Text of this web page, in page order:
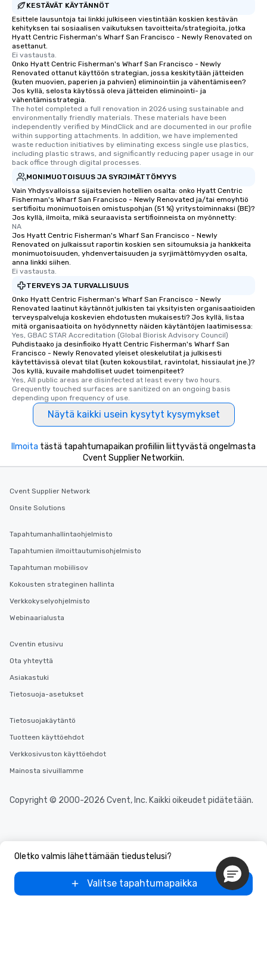
KESTÄVÄT KÄYTÄNNÖT
Esittele lausuntoja tai linkki julkiseen viestintään koskien kestävän
kehityksen tai sosiaalisen vaikutuksen tavoitteita/strategioita, jotka
Hyatt Centric Fisherman's Wharf San Francisco - Newly Renovated on
asettanut.
Ei vastausta.
Onko Hyatt Centric Fisherman's Wharf San Francisco - Newly
Renovated ottanut käyttöön strategian, jossa keskitytään jätteiden
(kuten muovien, paperien ja pahvien) eliminointiin ja vähentämiseen?
Jos kyllä, selosta käytössä oleva jätteiden eliminointi- ja
vähentämisstrategia.
The hotel completed a full renovation in 2026 using sustainable and
environmentally friendly materials. These materials have been
independently verified by MindClick and are documented in our profile
within supporting attachments. In addition, we have implemented
waste reduction initiatives by eliminating excess single use plastics,
including plastic straws, and significantly reducing paper usage in our
back office through digital processes.
MONIMUOTOISUUS JA SYRJIMÄTTÖMYYS
Vain Yhdysvalloissa sijaitsevien hotellien osalta: onko Hyatt Centric
Fisherman's Wharf San Francisco - Newly Renovated ja/tai emoyhtiö
sertifioitu monimuotoisen omistuspohjan (51 %) yritystoiminnaksi (BE)?
Jos kyllä, ilmoita, mikä seuraavista sertifioinneista on myönnetty:
NA
Jos Hyatt Centric Fisherman's Wharf San Francisco - Newly
Renovated on julkaissut raportin koskien sen sitoumuksia ja hankkeita
monimuotoisuuden, yhdenvertaisuuden ja syrjimättömyyden osalta,
anna linkki siihen.
Ei vastausta.
TERVEYS JA TURVALLISUUS
Onko Hyatt Centric Fisherman's Wharf San Francisco - Newly
Renovated laatinut käytännöt julkisten tai yksityisten organisaatioiden
terveyspalveluja koskevien ehdotusten mukaisesti? Jos kyllä, listaa
mitä organisaatioita on hyödynnetty näiden käytäntöjen laatimisessa:
Yes, GBAC STAR Accreditation (Global Biorisk Advisory Council)
Puhdistaako ja desinfioiko Hyatt Centric Fisherman's Wharf San
Francisco - Newly Renovated yleiset oleskelutilat ja julkisesti
käytettävissä olevat tilat (kuten kokoustilat, ravintolat, hissiaulat jne.)?
Jos kyllä, kuvaile mahdolliset uudet toimenpiteet?
Yes, All public areas are disinfected at least every two hours.
Grequently touched surfaces are sanitized on an ongoing basis
depending upon frequency of use.
Näytä kaikki usein kysytyt kysymykset
Oletko valmis lähettämään tiedustelusi?
Valitse tapahtumapaikka
Ilmoita tästä tapahtumapaikan profiiliin liittyvästä ongelmasta
Cvent Supplier Networkiin.
Cvent Supplier Network
Onsite Solutions
Tapahtumanhallintaohjelmisto
Tapahtumien ilmoittautumisohjelmisto
Tapahtuman mobiilisov
Kokousten strateginen hallinta
Verkkokyselyohjelmisto
Webinaarialusta
Cventin etusivu
Ota yhteyttä
Asiakastuki
Tietosuoja-asetukset
Tietosuojakäytäntö
Tuotteen käyttöehdot
Verkkosivuston käyttöehdot
Mainosta sivuillamme
Copyright © 2000-2026 Cvent, Inc. Kaikki oikeudet pidätetään.